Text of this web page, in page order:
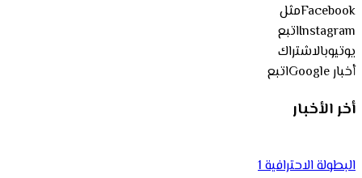
Facebookمثل
Instagramاتبع
يوتيوبالاشتراك
أخبار Google
اتبع
أخر الأخبار
البطولة الاحترافية 1